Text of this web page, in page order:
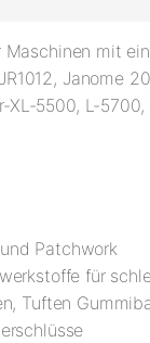
Maschinen mit
Janome
XL-5500, L-5700,
Patchwork
für
Tuften